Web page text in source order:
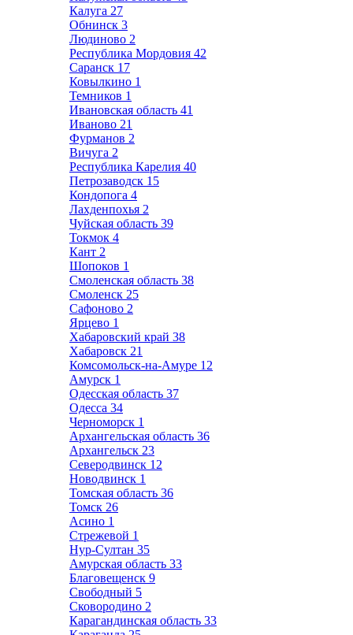
Калуга 27
Обнинск 3
Людиново 2
Республика Мордовия 42
Саранск 17
Ковылкино 1
Темников 1
Ивановская область 41
Иваново 21
Фурманов 2
Вичуга 2
Республика Карелия 40
Петрозаводск 15
Кондопога 4
Лахденпохья 2
Чуйская область 39
Токмок 4
Кант 2
Шопоков 1
Смоленская область 38
Смоленск 25
Сафоново 2
Ярцево 1
Хабаровский край 38
Хабаровск 21
Комсомольск-на-Амуре 12
Амурск 1
Одесская область 37
Одесса 34
Черноморск 1
Архангельская область 36
Архангельск 23
Северодвинск 12
Новодвинск 1
Томская область 36
Томск 26
Асино 1
Стрежевой 1
Нур-Султан 35
Амурская область 33
Благовещенск 9
Свободный 5
Сковородино 2
Карагандинская область 33